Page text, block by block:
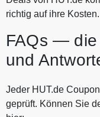
richtig auf ihre Kosten.
FAQs — die
und
Jeder HUT.de
geprüft. Können Sie